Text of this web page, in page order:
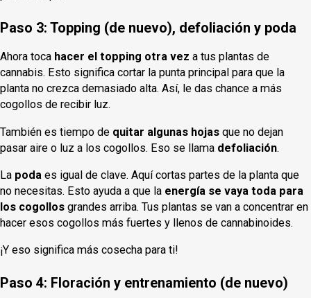
Paso 3: Topping (de nuevo), defoliación y poda
Ahora toca hacer el topping otra vez a tus plantas de
cannabis. Esto significa cortar la punta principal para que la
planta no crezca demasiado alta. Así, le das chance a más
cogollos de recibir luz.
También es tiempo de quitar algunas hojas que no dejan
pasar aire o luz a los cogollos. Eso se llama defoliación.
La poda es igual de clave. Aquí cortas partes de la planta que
no necesitas. Esto ayuda a que la energía se vaya toda para
los cogollos grandes arriba. Tus plantas se van a concentrar en
hacer esos cogollos más fuertes y llenos de cannabinoides.
¡Y eso significa más cosecha para ti!
Paso 4: Floración y entrenamiento (de nuevo)